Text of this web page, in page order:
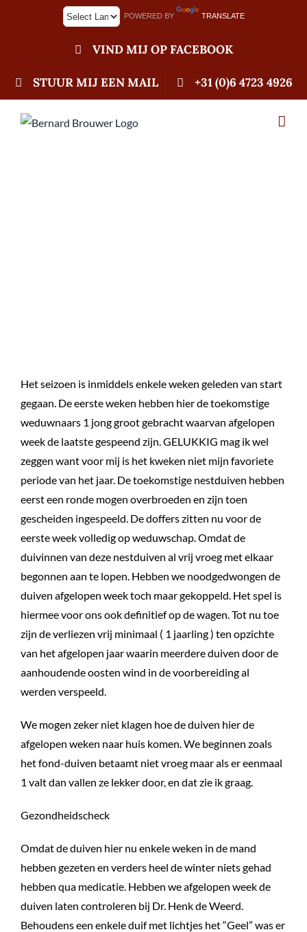
POWERED BY TRANSLATE
VIND MIJ OP FACEBOOK
STUUR MIJ EEN MAIL +31 (0)6 4723 4926
Het seizoen is inmiddels enkele weken geleden van start
gegaan. De eerste weken hebben hier de toekomstige
weduwnaars 1 jong groot gebracht waarvan afgelopen
week de laatste gespeend zijn. GELUKKIG mag ik wel
zeggen want voor mij is het kweken niet mijn favoriete
periode van het jaar. De toekomstige nestduiven hebben
eerst een ronde mogen overbroeden en zijn toen
gescheiden ingespeeld. De doffers zitten nu voor de
eerste week volledig op weduwschap. Omdat de
duivinnen van deze nestduiven al vrij vroeg met elkaar
begonnen aan te lopen. Hebben we noodgedwongen de
duiven afgelopen week toch maar gekoppeld. Het spel is
hiermee voor ons ook definitief op de wagen. Tot nu toe
zijn de verliezen vrij minimaal ( 1 jaarling ) ten opzichte
van het afgelopen jaar waarin meerdere duiven door de
aanhoudende oosten wind in de voorbereiding al
werden verspeeld.
We mogen zeker niet klagen hoe de duiven hier de
afgelopen weken naar huis komen. We beginnen zoals
het fond-duiven betaamt niet vroeg maar als er eenmaal
1 valt dan vallen ze lekker door, en dat zie ik graag.
Gezondheidscheck
Omdat de duiven hier nu enkele weken in de mand
hebben gezeten en verders heel de winter niets gehad
hebben qua medicatie. Hebben we afgelopen week de
duiven laten controleren bij Dr. Henk de Weerd.
Behoudens een enkele duif met lichtjes het “Geel” was er